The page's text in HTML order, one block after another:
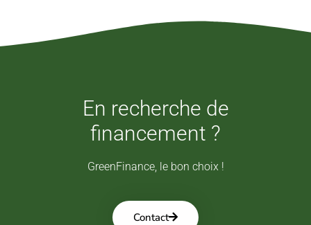
En recherche de
financement ?
GreenFinance, le bon choix !
Contact